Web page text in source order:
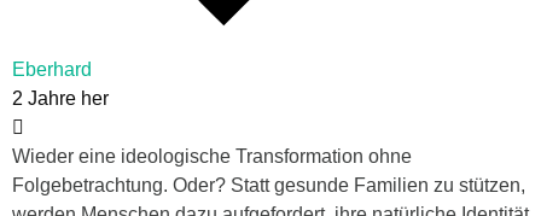
Eberhard
2 Jahre her
Wieder eine ideologische Transformation ohne
Folgebetrachtung. Oder? Statt gesunde Familien zu stützen,